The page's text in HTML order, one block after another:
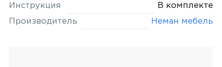
Инструкция В комплекте
Производитель Неман мебель